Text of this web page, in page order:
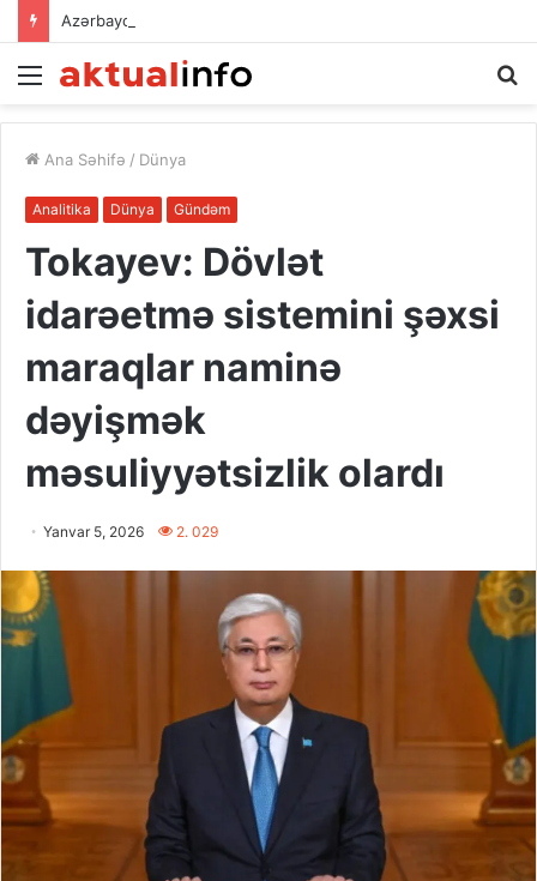
Menu
Ana Səhifə / Dünya
Analitika Dünya Gündəm
Tokayev: Dövlət
idarəetmə sistemini şəxsi
maraqlar naminə
dəyişmək
məsuliyyətsizlik olardı
Yanvar 5, 2026 2. 029